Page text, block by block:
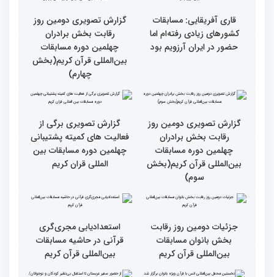
قرائت قرآن برای هر
مسلمان باید اولین اولویت
انس با قرآن در روابط
اجتماعی افراد تأثیرگذار است
کشورهای زیادی رفته‌ام اما
حضور در ایران آرزویم بود
رقابت بخش برادران
چهلمین دوره مسابقات
بین‌المللی قرآن کریم(بخش
چهارم)
رقابت بخش برادران
چهلمین دوره مسابقات
بین‌المللی قرآن کریم(بخش
سوم)
فعالیت های کمیته پشتیبانی
چهلمین دوره مسابقات بین
المللی قران کریم